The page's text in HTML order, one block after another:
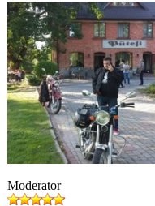
Moderator